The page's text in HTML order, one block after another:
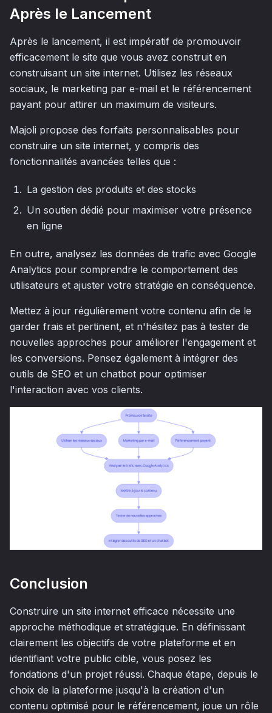
Après le Lancement
Après le lancement, il est impératif de promouvoir
efficacement le site que vous avez construit en
construisant un site internet. Utilisez les réseaux
sociaux, le marketing par e-mail et le référencement
payant pour attirer un maximum de visiteurs.
Majoli propose des forfaits personnalisables pour
construire un site internet, y compris des
fonctionnalités avancées telles que :
La gestion des produits et des stocks
Un soutien dédié pour maximiser votre présence
en ligne
En outre, analysez les données de trafic avec Google
Analytics pour comprendre le comportement des
utilisateurs et ajuster votre stratégie en conséquence.
Mettez à jour régulièrement votre contenu afin de le
garder frais et pertinent, et n'hésitez pas à tester de
nouvelles approches pour améliorer l'engagement et
les conversions. Pensez également à intégrer des
outils de SEO et un chatbot pour optimiser
l'interaction avec vos clients.
Conclusion
Construire un site internet efficace nécessite une
approche méthodique et stratégique. En définissant
clairement les objectifs de votre plateforme et en
identifiant votre public cible, vous posez les
fondations d'un projet réussi. Chaque étape, depuis le
choix de la plateforme jusqu'à la création d'un
contenu optimisé pour le référencement, joue un rôle